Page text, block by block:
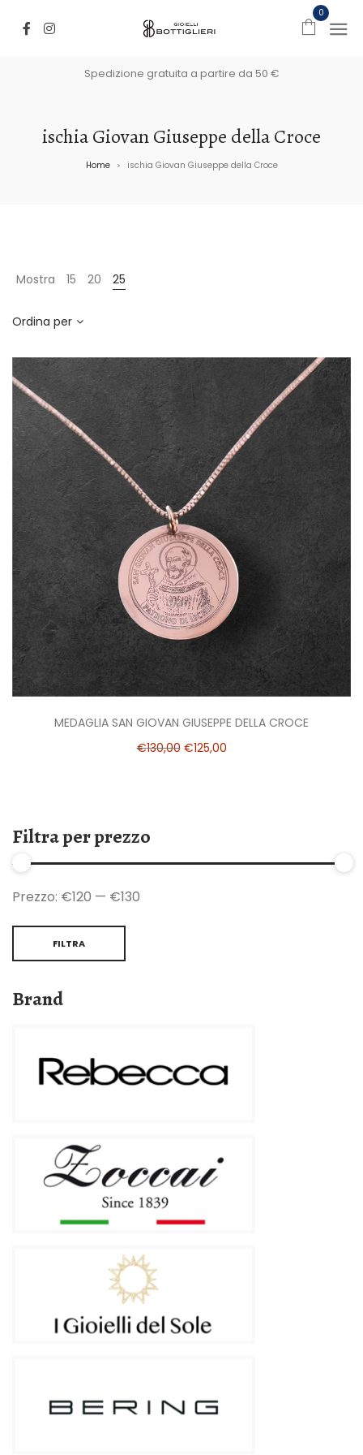
0
Spedizione gratuita a partire da 50 €
ischia Giovan Giuseppe della Croce
Home > ischia Giovan Giuseppe della Croce
Mostra 15 20 25
Ordina per
MEDAGLIA SAN GIOVAN GIUSEPPE DELLA CROCE
€130,00 €125,00
Filtra per prezzo
FILTRA
Prezzo: €120 — €130
Brand